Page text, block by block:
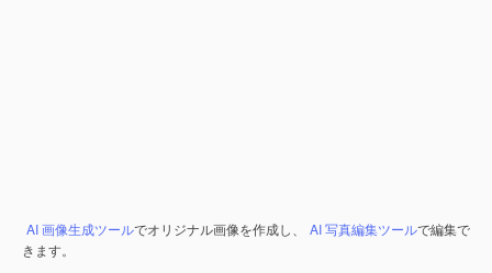
AI 画像生成ツールでオリジナル画像を作成し、 AI 写真編集ツールで編集で
きます。